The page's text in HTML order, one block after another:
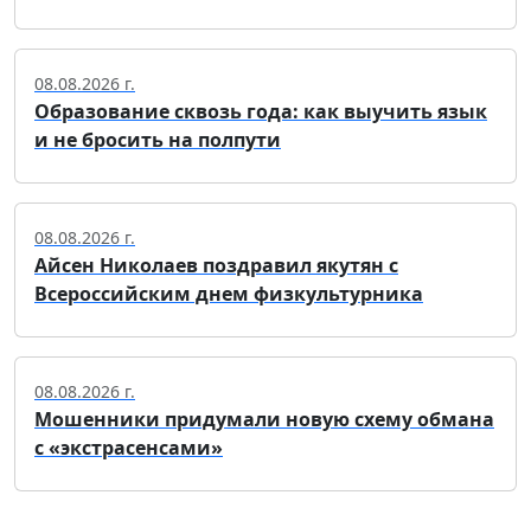
08.08.2026 г.
Образование сквозь года: как выучить язык
и не бросить на полпути
08.08.2026 г.
Айсен Николаев поздравил якутян с
Всероссийским днем физкультурника
08.08.2026 г.
Мошенники придумали новую схему обмана
с «экстрасенсами»